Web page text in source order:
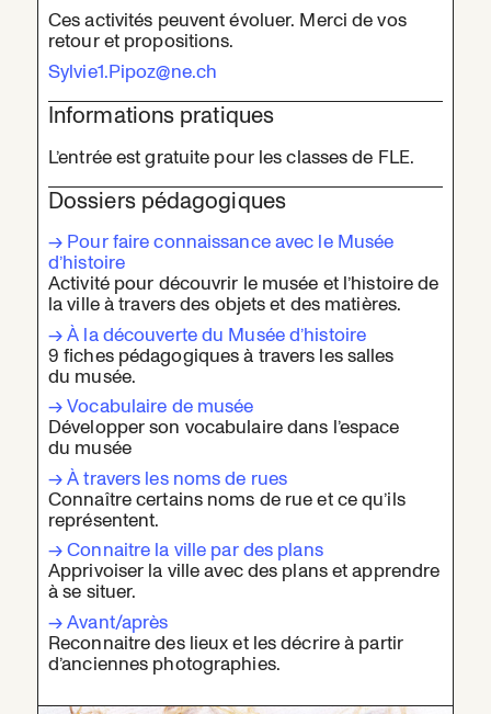
Ces activités peuvent évoluer. Merci de vos
retour et propositions.
Sylvie1.Pipoz@ne.ch
Informations pratiques
L’entrée est gratuite pour les classes de FLE.
Dossiers pédagogiques
→ Pour faire connaissance avec le Musée
d’histoire
Activité pour découvrir le musée et l’histoire de
la ville à travers des objets et des matières.
→ À la découverte du Musée d’histoire
9 fiches pédagogiques à travers les salles
du musée.
→ Vocabulaire de musée
Développer son vocabulaire dans l’espace
du musée
→ À travers les noms de rues
Connaître certains noms de rue et ce qu’ils
représentent.
→ Connaitre la ville par des plans
Apprivoiser la ville avec des plans et apprendre
à se situer.
→ Avant/après
Reconnaitre des lieux et les décrire à partir
d’anciennes photographies.